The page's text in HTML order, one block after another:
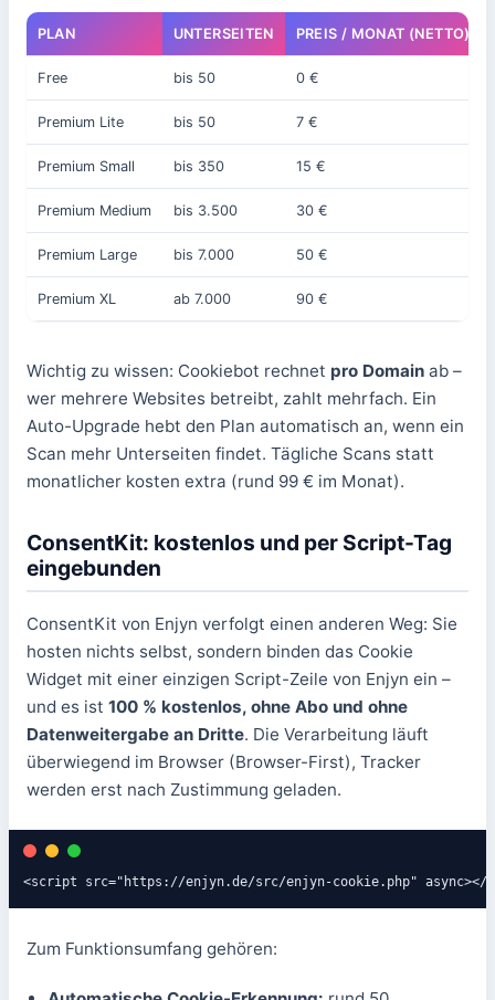
PLAN UNTERSEITEN PREIS / MONAT (NETTO)
Free bis 50 0 €
Premium Lite bis 50 7 €
Premium Small bis 350 15 €
Premium Medium bis 3.500 30 €
Premium Large bis 7.000 50 €
Premium XL ab 7.000 90 €
Wichtig zu wissen: Cookiebot rechnet pro Domain ab –
wer mehrere Websites betreibt, zahlt mehrfach. Ein
Auto-Upgrade hebt den Plan automatisch an, wenn ein
Scan mehr Unterseiten findet. Tägliche Scans statt
monatlicher kosten extra (rund 99 € im Monat).
ConsentKit: kostenlos und per Script-Tag
eingebunden
ConsentKit von Enjyn verfolgt einen anderen Weg: Sie
hosten nichts selbst, sondern binden das Cookie
Widget mit einer einzigen Script-Zeile von Enjyn ein –
und es ist 100 % kostenlos, ohne Abo und ohne
Datenweitergabe an Dritte. Die Verarbeitung läuft
überwiegend im Browser (Browser-First), Tracker
werden erst nach Zustimmung geladen.
<script src="https://enjyn.de/src/enjyn-cookie.php" async></
Zum Funktionsumfang gehören: